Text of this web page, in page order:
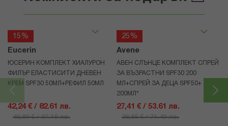
15%
Eucerin
ЮСЕРИН КОМПЛЕКТ ХИАЛУРОН
ФИЛЪР ЕЛАСТИСИТИ ДНЕВЕН
КРЕМ SPF30 50МЛ+РЕФИЛ 50МЛ
42,24 € / 82.61 лв.
49,69 € / 97.19 лв.
25%
Avene
АВЕН СЛЪНЦЕ КОМПЛЕКТ СПРЕЙ
ЗА ВЪЗРАСТНИ SPF30 200
МЛ+СПРЕЙ ЗА ДЕЦА SPF50+
200МЛ*
27,41 € / 53.61 лв.
36,55 € / 71.49 лв.